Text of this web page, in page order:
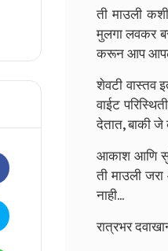
ती माउली
मुलगा लवकर
करून आप
शेवटी वास्तव
वाईट
देतात, बाकी
आकाश आणि
ती माउली
नाही...
रात्रभर